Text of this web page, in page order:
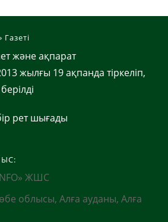
және ақпарат
жылғы 19 ақпанда тіркеліп,
рет шығады
ЖШС
облысы, Алға ауданы, Алға